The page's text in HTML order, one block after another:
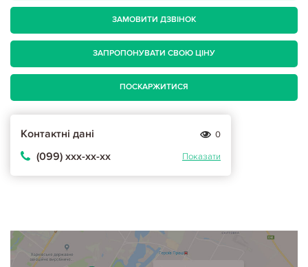
ЗАМОВИТИ ДЗВІНОК
ЗАПРОПОНУВАТИ СВОЮ ЦІНУ
ПОСКАРЖИТИСЯ
Контактні дані 0
(099) ххх-хх-хх Показати